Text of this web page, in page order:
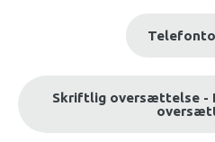
Skriftlig oversættelse -